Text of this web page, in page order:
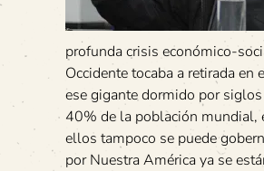
profunda crisis económico-
Occidente tocaba a retirada
ese gigante dormido por
40% de la población mundial,
ellos tampoco se puede
por Nuestra América ya se